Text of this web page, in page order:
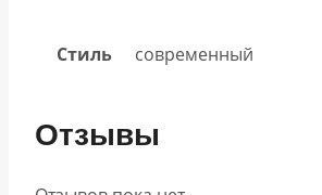
Стиль современный
Отзывы